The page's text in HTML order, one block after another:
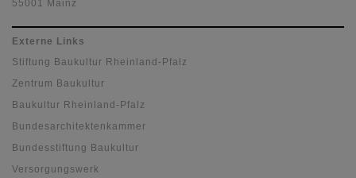
55001 Mainz
Externe Links
Stiftung Baukultur Rheinland-Pfalz
Zentrum Baukultur
Baukultur Rheinland-Pfalz
Bundesarchitektenkammer
Bundesstiftung Baukultur
Versorgungswerk